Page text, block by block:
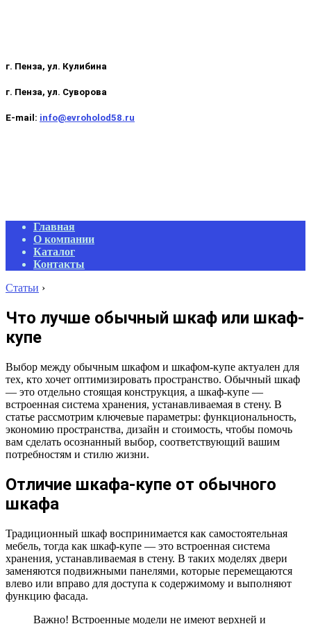
г. Пенза, ул. Кулибина
г. Пенза, ул. Суворова
E-mail: info@evroholod58.ru
Primary
Navigation
Menu
Главная
О компании
Каталог
Контакты
Статьи ›
Что лучше обычный шкаф или шкаф-
купе
Выбор между обычным шкафом и шкафом-купе актуален для
тех, кто хочет оптимизировать пространство. Обычный шкаф
— это отдельно стоящая конструкция, а шкаф-купе —
встроенная система хранения, устанавливаемая в стену. В
статье рассмотрим ключевые параметры: функциональность,
экономию пространства, дизайн и стоимость, чтобы помочь
вам сделать осознанный выбор, соответствующий вашим
потребностям и стилю жизни.
Отличие шкафа-купе от обычного
шкафа
Традиционный шкаф воспринимается как самостоятельная
мебель, тогда как шкаф-купе — это встроенная система
хранения, устанавливаемая в стену. В таких моделях двери
заменяются подвижными панелями, которые перемещаются
влево или вправо для доступа к содержимому и выполняют
функцию фасада.
Важно! Встроенные модели не имеют верхней и